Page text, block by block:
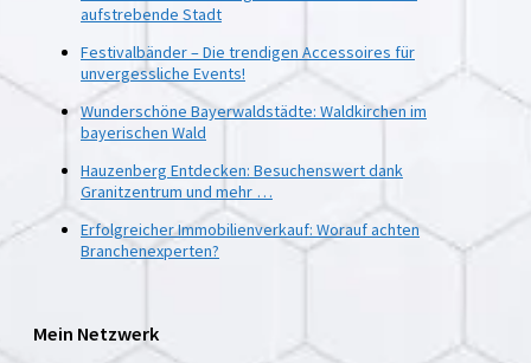
aufstrebende Stadt
Festivalbänder – Die trendigen Accessoires für
unvergessliche Events!
Wunderschöne Bayerwaldstädte: Waldkirchen im
bayerischen Wald
Hauzenberg Entdecken: Besuchenswert dank
Granitzentrum und mehr …
Erfolgreicher Immobilienverkauf: Worauf achten
Branchenexperten?
Mein Netzwerk